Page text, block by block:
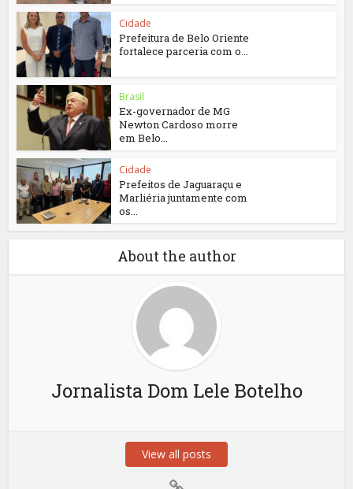
Cidade
Prefeitura de Belo Oriente
fortalece parceria com o...
Brasil
Ex-governador de MG
Newton Cardoso morre
em Belo...
Cidade
Prefeitos de Jaguaraçu e
Marliéria juntamente com
os...
About the author
Jornalista Dom Lele Botelho
View all posts